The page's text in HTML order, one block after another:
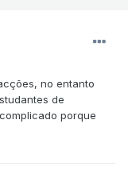
no entanto
de
porque